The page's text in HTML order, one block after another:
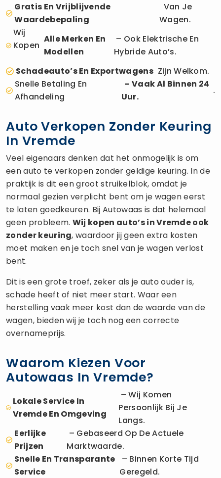
Gratis En Vrijblijvende
Waardebepaling
Van Je
Wagen.
Wij
Kopen
Alle Merken En
Modellen
– Ook Elektrische En
Hybride Auto’s.
Schadeauto’s En ExportwagensZijn Welkom.
Snelle Betaling En
Afhandeling
– Vaak Al Binnen 24
Uur.
.
Auto Verkopen Zonder Keuring
In Vremde
Veel eigenaars denken dat het onmogelijk is om
een auto te verkopen zonder geldige keuring. In de
praktijk is dit een groot struikelblok, omdat je
normaal gezien verplicht bent om je wagen eerst
te laten goedkeuren. Bij Autowaas is dat helemaal
geen probleem. Wij kopen auto’s in Vremde ook
zonder keuring, waardoor jij geen extra kosten
moet maken en je toch snel van je wagen verlost
bent.
Dit is een grote troef, zeker als je auto ouder is,
schade heeft of niet meer start. Waar een
herstelling vaak meer kost dan de waarde van de
wagen, bieden wij je toch nog een correcte
overnameprijs.
Waarom Kiezen Voor
Autowaas In Vremde?
Lokale Service In
Vremde En Omgeving
– Wij Komen
Persoonlijk Bij Je
Langs.
Eerlijke
Prijzen
– Gebaseerd Op De Actuele
Marktwaarde.
Snelle En Transparante
Service
– Binnen Korte Tijd
Geregeld.